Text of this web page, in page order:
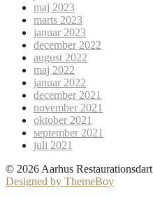
maj 2023
marts 2023
januar 2023
december 2022
august 2022
maj 2022
januar 2022
december 2021
november 2021
oktober 2021
september 2021
juli 2021
© 2026 Aarhus Restaurationsdart
Designed by ThemeBoy